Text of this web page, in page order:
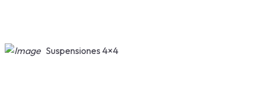
Suspensiones 4×4